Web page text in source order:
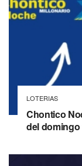
LOTERIAS
Chontico
del domingo